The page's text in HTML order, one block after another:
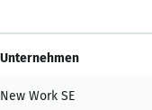
Unternehmen
New Work SE